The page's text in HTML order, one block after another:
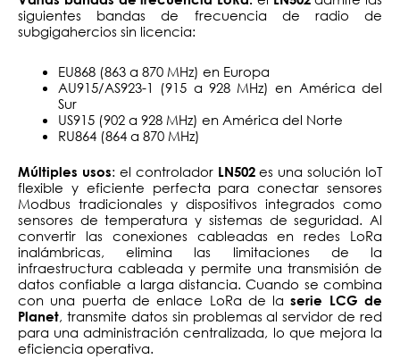
siguientes bandas de frecuencia de radio de
subgigahercios sin licencia:
EU868 (863 a 870 MHz) en Europa
AU915/AS923-1 (915 a 928 MHz) en América del
Sur
US915 (902 a 928 MHz) en América del Norte
RU864 (864 a 870 MHz)
Múltiples usos: el controlador LN502es una solución IoT
flexible y eficiente perfecta para conectar sensores
Modbus tradicionales y dispositivos integrados como
sensores de temperatura y sistemas de seguridad. Al
convertir las conexiones cableadas en redes LoRa
inalámbricas, elimina las limitaciones de la
infraestructura cableada y permite una transmisión de
datos confiable a larga distancia. Cuando se combina
con una puerta de enlace LoRa de laserie LCG de
Planet, transmite datos sin problemas al servidor de red
para una administración centralizada, lo que mejora la
eficiencia operativa.